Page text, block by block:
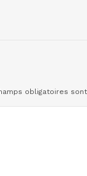
obligatoires